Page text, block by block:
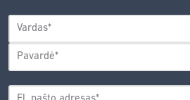
POLITIKA.*
VARDAS*
Vardas
EL.